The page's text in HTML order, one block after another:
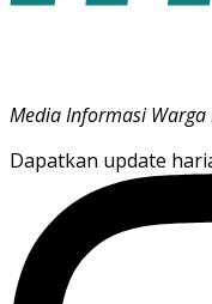
Media Informasi Warga
Dapatkan update